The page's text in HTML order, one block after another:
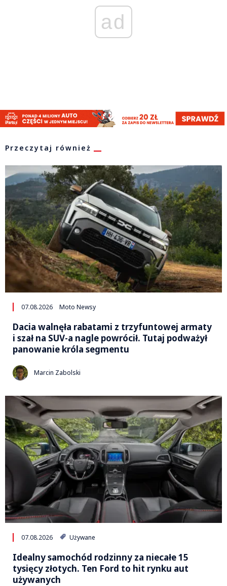
ad
Przeczytaj również
07.08.2026 Moto Newsy
Dacia walnęła rabatami z trzyfuntowej armaty
i szał na SUV-a nagle powrócił. Tutaj podważył
panowanie króla segmentu
Marcin Zabolski
07.08.2026 Używane
Idealny samochód rodzinny za niecałe 15
tysięcy złotych. Ten Ford to hit rynku aut
używanych